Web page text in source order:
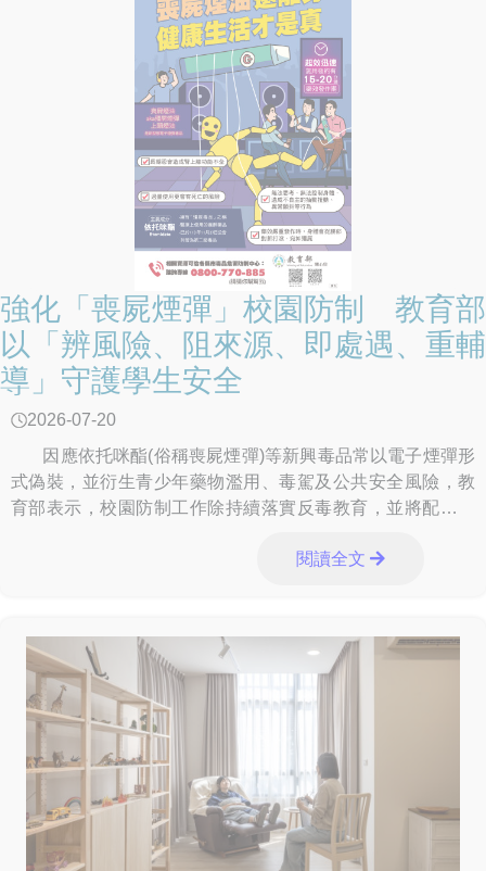
強化「喪屍煙彈」校園防制 教育部
以「辨風險、阻來源、即處遇、重輔
導」守護學生安全
2026-07-20
因應依托咪酯(俗稱喪屍煙彈)等新興毒品常以電子煙彈形
式偽裝，並衍生青少年藥物濫用、毒駕及公共安全風險，教
育部表示，校園防制工作除持續落實反毒教育，並將配合跨
閱讀全文